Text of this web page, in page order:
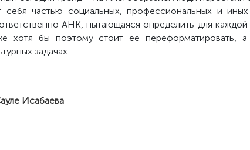
частью социальных, профессиональных и
АНК, пытающаяся определить для
хотя бы поэтому стоит её переформатировать,
задачах.
Исабаева